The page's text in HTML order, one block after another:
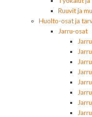
Ruuvit ja
Huolto-osat ja
Jarru-osat